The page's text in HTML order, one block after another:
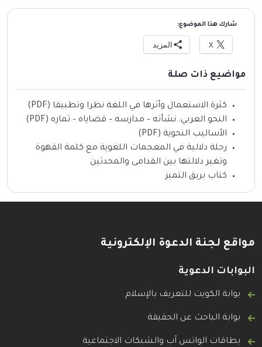
شارك هذا الموضوع:
X المزيد
مواضيع ذات صلة
كثرة الاستعمال وأثرها في اللغة نظرا وتطبيقا (PDF)
النحو العربي: نشأته – مدارسه – قضاياه – ثماره (PDF)
الأساليب النحوية (PDF)
رحلة دلالية في المعجمات اللغوية مع كلمة القهوة
وتغير دلالتها بين القدامى والمحدثين
كتاب بريق التميز
مواقع لجنة الدعوة الإلكترونية
البوابات الدعوية
بوابة الكويت للتعريف بالإسلام
بوابة الباحث عن الحقيقة
بطاقات الواتس آب والشبكات الاجتماعية